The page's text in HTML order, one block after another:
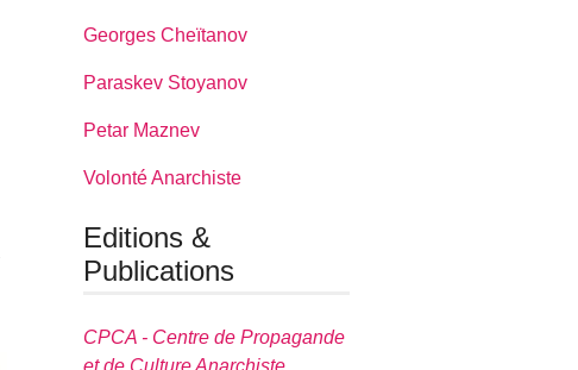
Georges Cheïtanov
Paraskev Stoyanov
Petar Maznev
Volonté Anarchiste
Editions &
Publications
CPCA - Centre de Propagande
et de Culture Anarchiste